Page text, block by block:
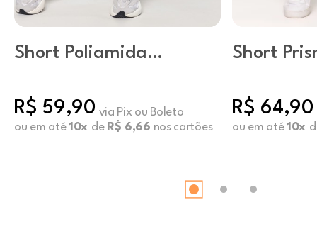
Short Poliamida
R$ 59,90 via Pix ou Boleto
ou em até 10x de R$ 6,66 nos cartões
Short
R$ 64,90
ou em até 10x